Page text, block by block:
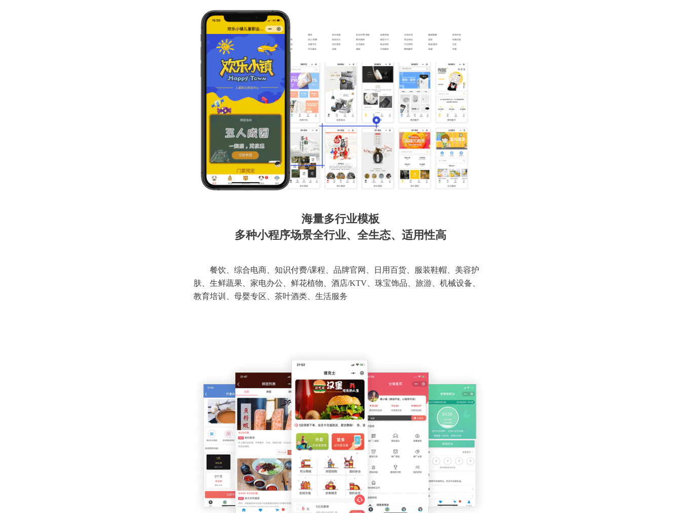
海量多行业模板
多种小程序场景全行业、全生态、适用性高
餐饮、综合电商、知识付费/课程、品牌官网、日用百货、服装鞋帽、美容护
肤、生鲜蔬果、家电办公、鲜花植物、酒店/KTV、珠宝饰品、旅游、机械设备、
教育培训、母婴专区、茶叶酒类、生活服务